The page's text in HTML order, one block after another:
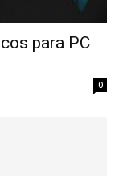
para PC
0